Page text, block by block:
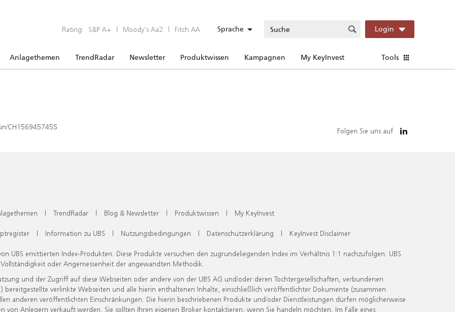
Rating: S&P A+ | Moody’s Aa2 | Fitch AA Sprache Login
Anlagethemen TrendRadar Newsletter Produktwissen Kampagnen My KeyInvest Tools
CH1569457455 Folgen Sie uns auf
| TrendRadar | Blog & Newsletter | Produktwissen | My KeyInvest
| Information zu UBS | Nutzungsbedingungen | Datenschutzerklärung | KeyInvest Disclaimer
UBS emittierten Index-Produkten. Diese Produkte versuchen den zugrundeliegenden Index im Verhältnis 1:1 nachzufolgen. UBS
oder Angemessenheit der angewandten Methodik.
und der Zugriff auf diese Webseiten oder andere von der UBS AG und/oder deren Tochtergesellschaften, verbundenen
verlinkte Webseiten und alle hierin enthaltenen Inhalte, einschließlich veröffentlichter Dokumente (zusammen
anderen veröffentlichten Einschränkungen. Die hierin beschriebenen Produkte und/oder Dienstleistungen dürfen möglicherweise
Anlegern verkauft werden. Sie sollten Ihren eigenen Broker kontaktieren, wenn Sie handeln möchten. Im Falle eines